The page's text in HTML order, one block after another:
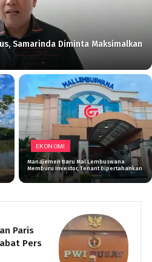
Samarinda Diminta Maksimalkan
EKONOMI
Manajemen Baru Mal Lembuswana
Memburu Investor, Tenant Dipertahankan
Paris
Pers